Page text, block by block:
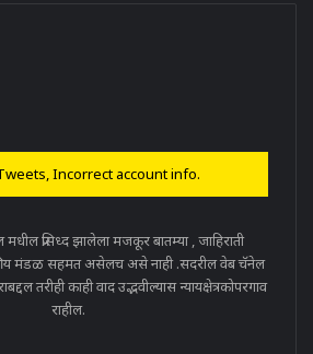
Incorrect account info.
प्रसिध्द झालेला मजकूर बातम्या , जाहिराती
मंडळ सहमत असेलच असे नाही .सदरील वेब चॅनेल
तरीही काही वाद उद्भवील्यास न्यायक्षेत्रकोपरगाव
राहील.